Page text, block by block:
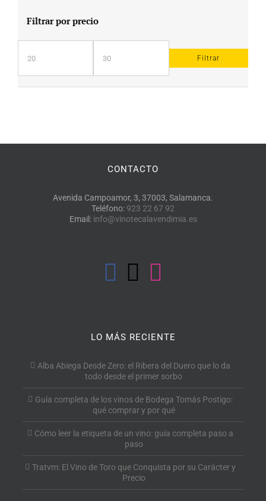
Filtrar por precio
Precio
mínimo
Precio
máximo
Filtrar
CONTACTO
Avenida Campoamor, 3, 37003, Salamanca.
Teléfono: 923 22 67 92
Email: info@vinotecalavendimia.es
LO MÁS RECIENTE
Alba Abiega Desde Zero: el Ribera del Duero que lo da
todo desde el primer sorbo
Guía completa de los vinos de Bodega Tomás Postigo:
qué comprar y por qué
Cómo leer la etiqueta de un vino: guía completa paso a
paso
Tratvm: El Vino de Toro que Conquista por su Carácter y
Precio